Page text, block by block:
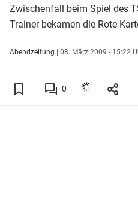
Zwischenfall beim Spiel des
Trainer bekamen die Rote
Abendzeitung | 08. März 2009 - 15:22
0